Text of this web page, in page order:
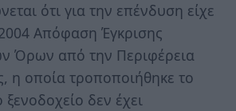
ότι για την επένδυση είχε
Απόφαση Έγκρισης
Όρων από την Περιφέρεια
η οποία τροποποιήθηκε το
δεν έχει